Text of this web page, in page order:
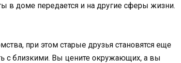
в доме передается и на другие сферы жизни.
при этом старые друзья становятся еще
с близкими. Вы цените окружающих, а вы